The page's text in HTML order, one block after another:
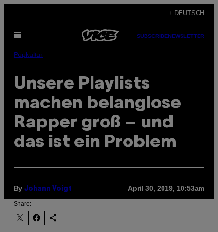
content
+ DEUTSCH
Open
SUBSCRIBENEWSLETTER
Popkultur
Unsere Playlists
machen belanglose
Rapper groß – und
das ist ein Problem
By Johann Voigt April 30, 2019, 10:53am
Share: